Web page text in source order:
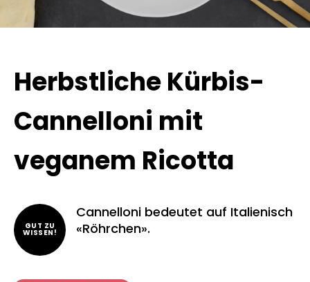
Herbstliche Kürbis-
Cannelloni mit
veganem Ricotta
GUT ZU
WISSEN!
Cannelloni bedeutet auf Italienisch
«Röhrchen».